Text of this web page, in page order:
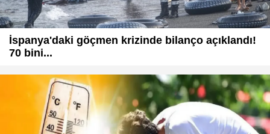
İspanya'daki göçmen krizinde bilanço açıklandı!
70 bini...